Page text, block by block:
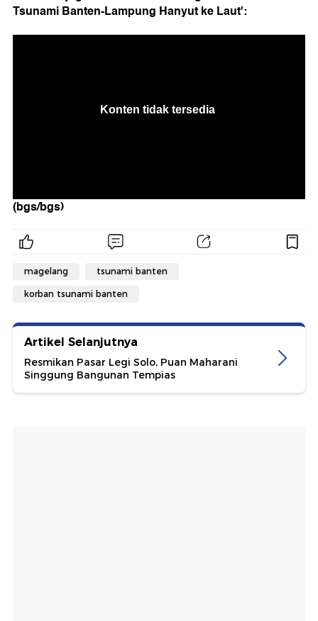
Tsunami Banten-Lampung Hanyut ke Laut':
(bgs/bgs)
magelang tsunami banten
korban tsunami banten
Artikel Selanjutnya
Resmikan Pasar Legi Solo, Puan Maharani
Singgung Bangunan Tempias